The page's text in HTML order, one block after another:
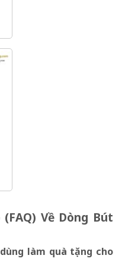
Về Dòng Bút
làm quà tặng cho